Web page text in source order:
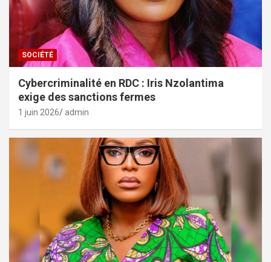
SOCIÉTÉ
Cybercriminalité en RDC : Iris Nzolantima
exige des sanctions fermes
1 juin 2026 admin